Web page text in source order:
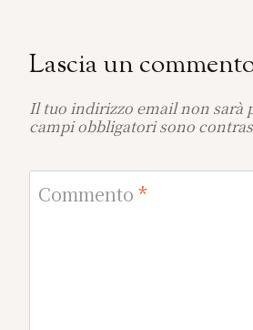
Lascia un
Il tuo indirizzo email non sarà
campi obbligatori sono
Commento *